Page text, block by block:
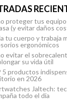
proteger tus
(y evitar daños
tu cuerpo y trabaja
ergonómicos
evitar el
su vida útil
5 productos
en 2026
Jaltech:
todo el día